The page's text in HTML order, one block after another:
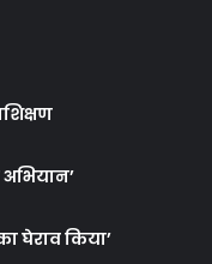
घेराव किया’